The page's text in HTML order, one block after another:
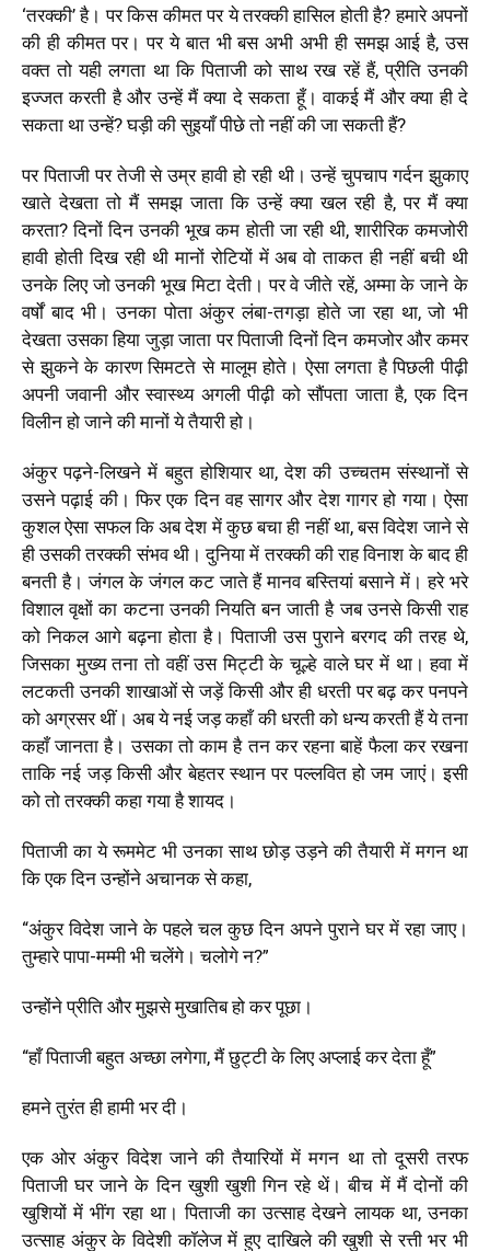
‘तरक्की’ है। पर किस कीमत पर ये तरक्की हासिल होती है? हमारे अपनों
की ही कीमत पर। पर ये बात भी बस अभी अभी ही समझ आई है, उस
वक्त तो यही लगता था कि पिताजी को साथ रख रहें हैं, प्रीति उनकी
इज्जत करती है और उन्हें मैं क्या दे सकता हूँ। वाकई मैं और क्या ही दे
सकता था उन्हें? घड़ी की सुइयाँ पीछे तो नहीं की जा सकती हैं?
पर पिताजी पर तेजी से उम्र हावी हो रही थी। उन्हें चुपचाप गर्दन झुकाए
खाते देखता तो मैं समझ जाता कि उन्हें क्या खल रही है, पर मैं क्या
करता? दिनों दिन उनकी भूख कम होती जा रही थी, शारीरिक कमजोरी
हावी होती दिख रही थी मानों रोटियों में अब वो ताकत ही नहीं बची थी
उनके लिए जो उनकी भूख मिटा देती। पर वे जीते रहें, अम्मा के जाने के
वर्षों बाद भी। उनका पोता अंकुर लंबा-तगड़ा होते जा रहा था, जो भी
देखता उसका हिया जुड़ा जाता पर पिताजी दिनों दिन कमजोर और कमर
से झुकने के कारण सिमटते से मालूम होते। ऐसा लगता है पिछली पीढ़ी
अपनी जवानी और स्वास्थ्य अगली पीढ़ी को सौंपता जाता है, एक दिन
विलीन हो जाने की मानों ये तैयारी हो।
अंकुर पढ़ने-लिखने में बहुत होशियार था, देश की उच्चतम संस्थानों से
उसने पढ़ाई की। फिर एक दिन वह सागर और देश गागर हो गया। ऐसा
कुशल ऐसा सफल कि अब देश में कुछ बचा ही नहीं था, बस विदेश जाने से
ही उसकी तरक्की संभव थी। दुनिया में तरक्की की राह विनाश के बाद ही
बनती है। जंगल के जंगल कट जाते हैं मानव बस्तियां बसाने में। हरे भरे
विशाल वृक्षों का कटना उनकी नियति बन जाती है जब उनसे किसी राह
को निकल आगे बढ़ना होता है। पिताजी उस पुराने बरगद की तरह थे,
जिसका मुख्य तना तो वहीं उस मिट्टी के चूल्हे वाले घर में था। हवा में
लटकती उनकी शाखाओं से जड़ें किसी और ही धरती पर बढ़ कर पनपने
को अग्रसर थीं। अब ये नई जड़ कहाँ की धरती को धन्य करती हैं ये तना
कहाँ जानता है। उसका तो काम है तन कर रहना बाहें फैला कर रखना
ताकि नई जड़ किसी और बेहतर स्थान पर पल्लवित हो जम जाएं। इसी
को तो तरक्की कहा गया है शायद।
पिताजी का ये रूममेट भी उनका साथ छोड़ उड़ने की तैयारी में मगन था
कि एक दिन उन्होंने अचानक से कहा,
“अंकुर विदेश जाने के पहले चल कुछ दिन अपने पुराने घर में रहा जाए।
तुम्हारे पापा-मम्मी भी चलेंगे। चलोगे न?”
उन्होंने प्रीति और मुझसे मुखातिब हो कर पूछा।
“हाँ पिताजी बहुत अच्छा लगेगा, मैं छुट्टी के लिए अप्लाई कर देता हूँ”
हमने तुरंत ही हामी भर दी।
एक ओर अंकुर विदेश जाने की तैयारियों में मगन था तो दूसरी तरफ
पिताजी घर जाने के दिन खुशी खुशी गिन रहे थें। बीच में मैं दोनों की
खुशियों में भींग रहा था। पिताजी का उत्साह देखने लायक था, उनका
उत्साह अंकुर के विदेशी कॉलेज में हुए दाखिले की खुशी से रत्ती भर भी